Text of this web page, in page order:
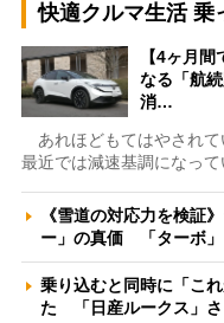
快適クルマ生活 乗
【4ヶ月
なる「航
消…
あれほどもてはやされて
最近では減速基調になっ
《雪道の対応力を検証
ー」の真価 「ターボ
乗り込むと同時に「こ
た 「日産ルークス」